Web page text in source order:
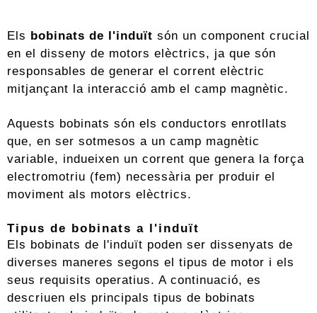
Els bobinats de l'induït són un component crucial
en el disseny de motors elèctrics, ja que són
responsables de generar el corrent elèctric
mitjançant la interacció amb el camp magnètic.
Aquests bobinats són els conductors enrotllats
que, en ser sotmesos a un camp magnètic
variable, indueixen un corrent que genera la força
electromotriu (fem) necessària per produir el
moviment als motors elèctrics.
Tipus de bobinats a l'induït
Els bobinats de l'induït poden ser dissenyats de
diverses maneres segons el tipus de motor i els
seus requisits operatius. A continuació, es
descriuen els principals tipus de bobinats